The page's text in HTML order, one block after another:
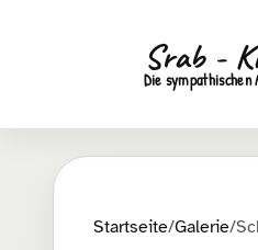
Srab -
Die sympathischen
Startseite/Galerie/